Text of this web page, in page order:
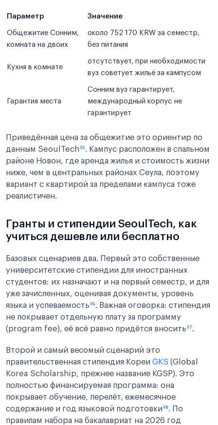
Параметр Значение
Общежитие Сонним,
комната на двоих
около 752 170 KRW за семестр,
без питания
Кухня в комнате
отсутствует, при необходимости
вуз советует жильё за кампусом
Гарантия места
Сонним вуз гарантирует,
международный корпус не
гарантирует
Приведённая цена за общежитие это ориентир по
данным SeoulTech³⁵. Кампус расположен в спальном
районе Новон, где аренда жилья и стоимость жизни
ниже, чем в центральных районах Сеула, поэтому
вариант с квартирой за пределами кампуса тоже
реалистичен.
Гранты и стипендии SeoulTech, как
учиться дешевле или бесплатно
Базовых сценариев два. Первый это собственные
университетские стипендии для иностранных
студентов: их назначают и на первый семестр, и для
уже зачисленных, оценивая документы, уровень
языка и успеваемость³⁶. Важная оговорка: стипендия
не покрывает отдельную плату за программу
(program fee), её всё равно придётся вносить³⁷.
Второй и самый весомый сценарий это
правительственная стипендия Кореи GKS (Global
Korea Scholarship, прежнее название KGSP). Это
полностью финансируемая программа: она
покрывает обучение, перелёт, ежемесячное
содержание и год языковой подготовки³⁸. По
правилам набора на бакалавриат на 2026 год